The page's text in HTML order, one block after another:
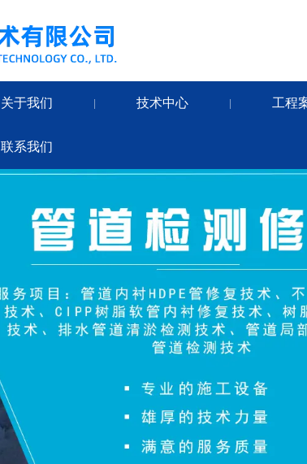
关于我们 | 技术中心 | 工程
联系我们